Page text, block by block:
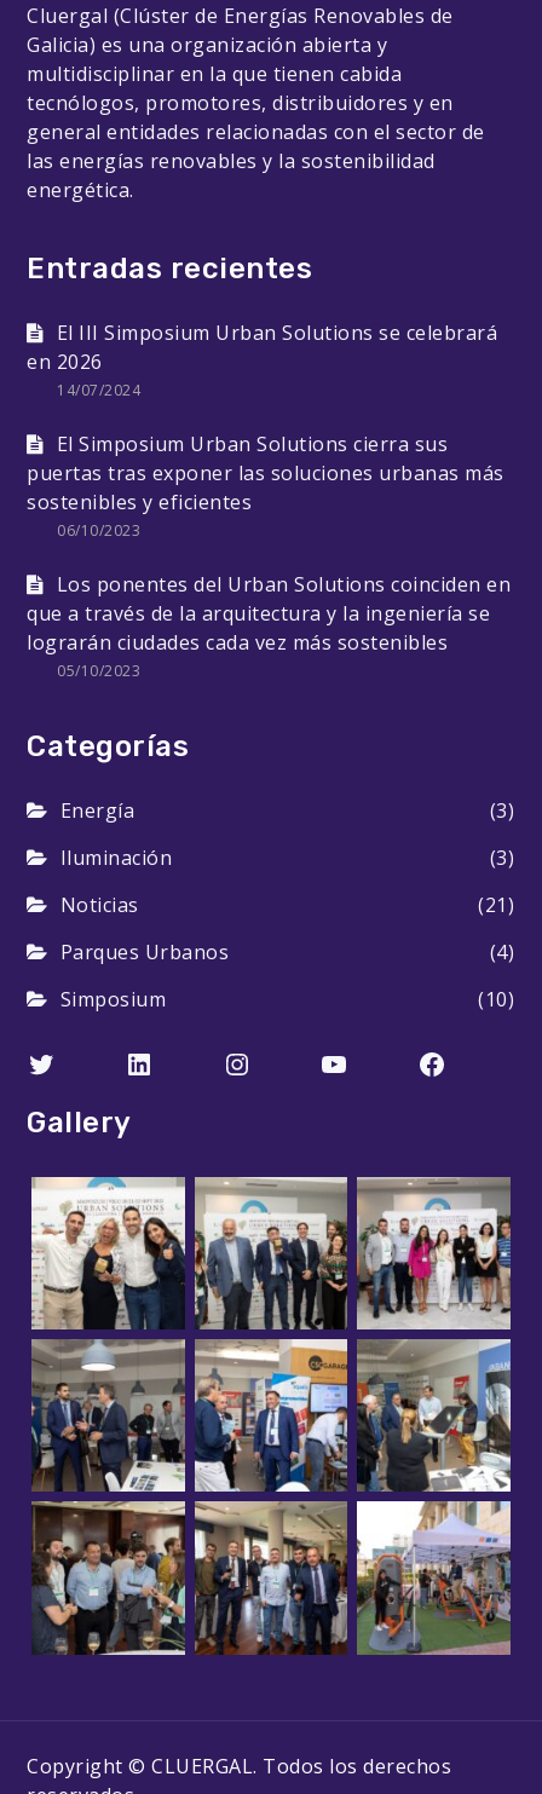
Cluergal (Clúster de Energías Renovables de
Galicia) es una organización abierta y
multidisciplinar en la que tienen cabida
tecnólogos, promotores, distribuidores y en
general entidades relacionadas con el sector de
las energías renovables y la sostenibilidad
energética.
Entradas recientes
El III Simposium Urban Solutions se celebrará
en 2026
14/07/2024
El Simposium Urban Solutions cierra sus
puertas tras exponer las soluciones urbanas más
sostenibles y eficientes
06/10/2023
Los ponentes del Urban Solutions coinciden en
que a través de la arquitectura y la ingeniería se
lograrán ciudades cada vez más sostenibles
05/10/2023
Categorías
Energía
(3)
Iluminación
(3)
Noticias
(21)
Parques Urbanos
(4)
Simposium
(10)
TwitterLinkedInInstagramYouTube
Gallery
Copyright © CLUERGAL. Todos los derechos